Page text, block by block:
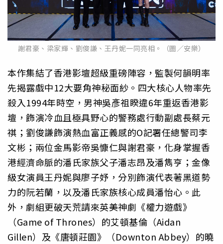
謝君豪、梁家輝、劉俊謙、王丹妮一同亮相。（圖／安樂）
本作集結了香港影壇超級重磅陣容，監製何韻明率
先揭露戲中12大要角神秘面紗。四大核心人物率先
殺入1994年時空，男神吳彥祖睽違6年重返香港影
壇，飾演冷血且極具野心的警務處行動副處長蔡元
祺；劉俊謙飾演熱血富正義感的O記署任總警司李
文彬；兩位金馬影帝吳慷仁與謝君豪，化身掌握香
港經濟命脈的潘氏家族父子潘志昂及潘雋亨；金像
級女演員王丹妮與廖子妤，分別飾演代表著黑道勢
力的阮若蘭，以及潘氏家族核心成員潘怡心。此
外，劇組更破天荒請來英美神劇《權力遊戲》
（Game of Thrones）的艾頓基倫（Aidan
Gillen）及《唐頓莊園》（Downton Abbey）的曉